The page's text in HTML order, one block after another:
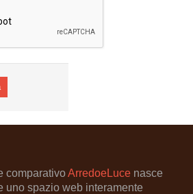
comparativoArredoeLuce nasce
uno spazio web interamente